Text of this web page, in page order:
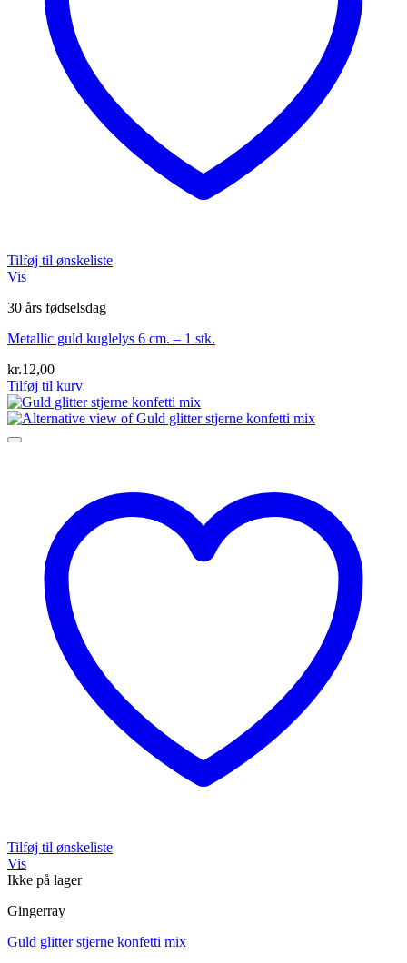
Tilføj til ønskeliste
Vis
30 års fødselsdag
Metallic guld kuglelys 6 cm. – 1 stk.
kr.12,00
Tilføj til kurv
Tilføj til ønskeliste
Vis
Ikke på lager
Gingerray
Guld glitter stjerne konfetti mix